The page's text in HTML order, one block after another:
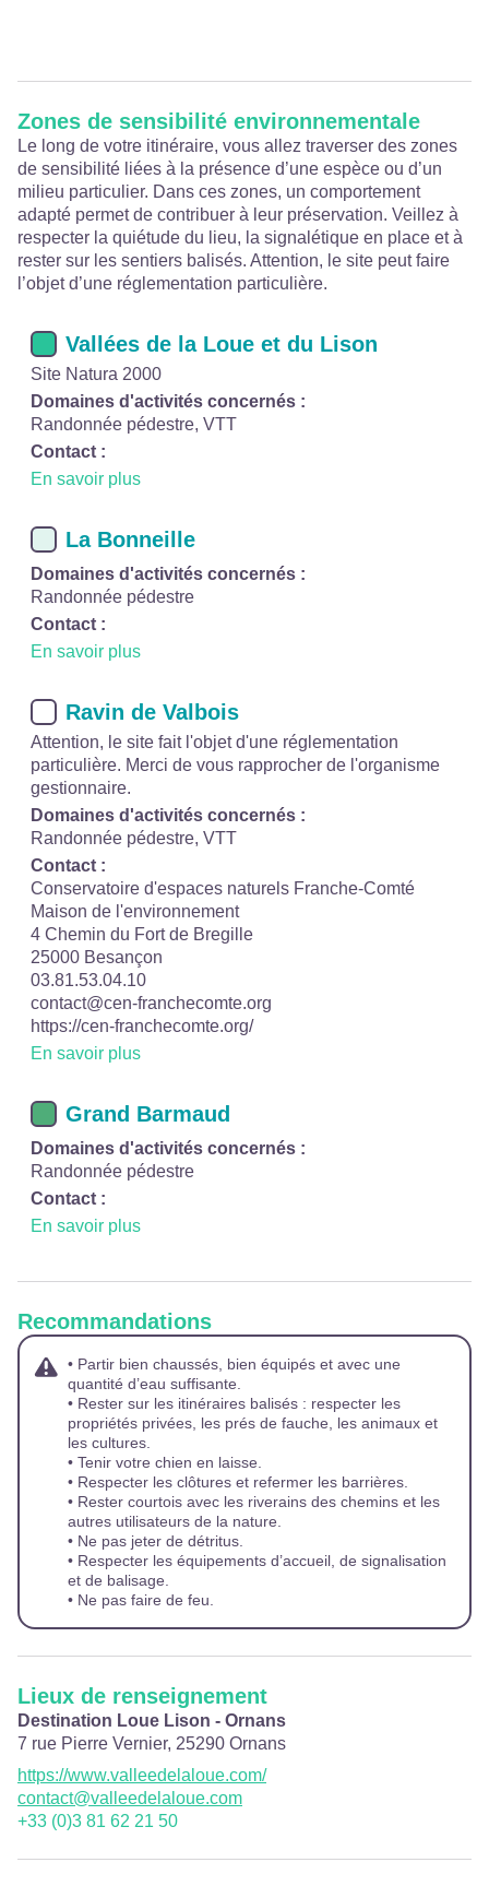
Zones de sensibilité environnementale
Le long de votre itinéraire, vous allez traverser des zones
de sensibilité liées à la présence d’une espèce ou d’un
milieu particulier. Dans ces zones, un comportement
adapté permet de contribuer à leur préservation. Veillez à
respecter la quiétude du lieu, la signalétique en place et à
rester sur les sentiers balisés. Attention, le site peut faire
l’objet d’une réglementation particulière.
Vallées de la Loue et du Lison
Site Natura 2000
Domaines d'activités concernés :
Randonnée pédestre, VTT
Contact :
En savoir plus
La Bonneille
Domaines d'activités concernés :
Randonnée pédestre
Contact :
En savoir plus
Ravin de Valbois
Attention, le site fait l'objet d'une réglementation
particulière. Merci de vous rapprocher de l'organisme
gestionnaire.
Domaines d'activités concernés :
Randonnée pédestre, VTT
Contact :
Conservatoire d'espaces naturels Franche-Comté
Maison de l'environnement
4 Chemin du Fort de Bregille
25000 Besançon
03.81.53.04.10
contact@cen-franchecomte.org
https://cen-franchecomte.org/
En savoir plus
Grand Barmaud
Domaines d'activités concernés :
Randonnée pédestre
Contact :
En savoir plus
Recommandations
• Partir bien chaussés, bien équipés et avec une
quantité d’eau suffisante.
• Rester sur les itinéraires balisés : respecter les
propriétés privées, les prés de fauche, les animaux et
les cultures.
• Tenir votre chien en laisse.
• Respecter les clôtures et refermer les barrières.
• Rester courtois avec les riverains des chemins et les
autres utilisateurs de la nature.
• Ne pas jeter de détritus.
• Respecter les équipements d’accueil, de signalisation
et de balisage.
• Ne pas faire de feu.
Lieux de renseignement
Destination Loue Lison - Ornans
7 rue Pierre Vernier, 25290 Ornans
https://www.valleedelaloue.com/
contact@valleedelaloue.com
+33 (0)3 81 62 21 50